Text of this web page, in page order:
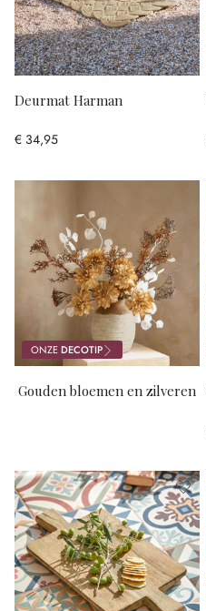
Deurmat Harman
€ 34,95
ONZEDECOTIP
Gouden bloemen en zilveren